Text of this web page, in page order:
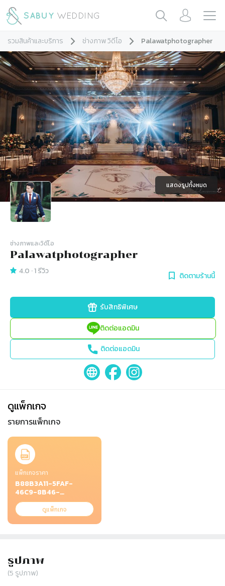
รวมสินค้าและบริการ ช่างภาพ วิดีโอ Palawatphotographer
แสดงรูปทั้งหมด
ช่างภาพและวิดีโอ
Palawatphotographer
4.0 ·1รีวิว ติดตามร้านนี้
รับสิทธิพิเศษ
ติดต่อแอดมิน
ติดต่อแอดมิน
ดูแพ็กเกจ
รายการแพ็กเกจ
Slide 1 of 1
แพ็กเกจราคา
B88B3A11-5FAF-
46C9-8B46-
0684080605AD.jpeg
ดูแพ็กเกจ
รูปภาพ
(5 รูปภาพ)